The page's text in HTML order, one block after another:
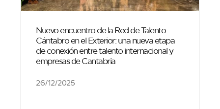
Nuevo encuentro de la Red de Talento
Cántabro en el Exterior: una nueva etapa
de conexión entre talento internacional y
empresas de Cantabria
26/12/2025